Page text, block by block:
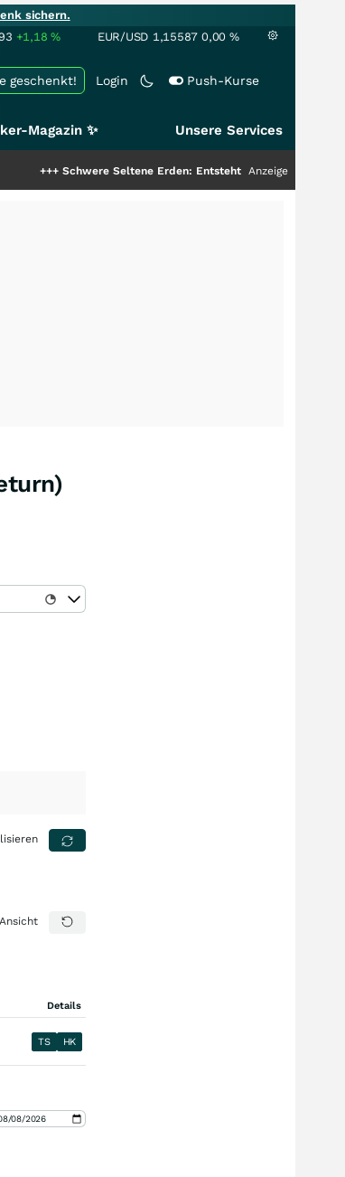
sichern.
+1,18% EUR/USD 1,15587 0,00 %
Login Push-Kurse
geschenkt!
Magazin ✨ Unsere Services
Schwere Seltene Erden: Entsteht hier die nächste
Anzeige
Details
TS HK